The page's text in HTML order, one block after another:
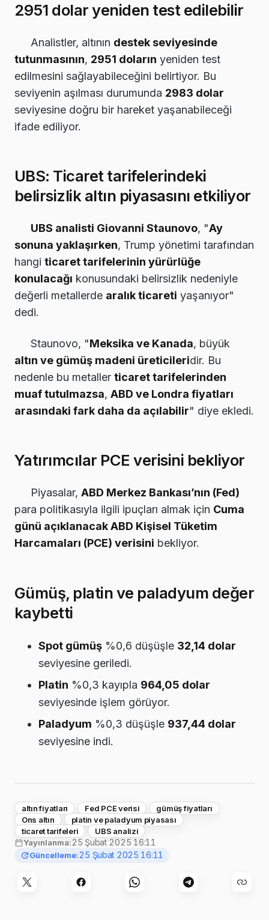
2951 dolar yeniden test edilebilir
Analistler, altının destek seviyesinde
tutunmasının, 2951 doların yeniden test
edilmesini sağlayabileceğini belirtiyor. Bu
seviyenin aşılması durumunda 2983 dolar
seviyesine doğru bir hareket yaşanabileceği
ifade ediliyor.
UBS: Ticaret tarifelerindeki
belirsizlik altın piyasasını etkiliyor
UBS analisti Giovanni Staunovo, "Ay
sonuna yaklaşırken, Trump yönetimi tarafından
hangi ticaret tarifelerinin yürürlüğe
konulacağı konusundaki belirsizlik nedeniyle
değerli metallerde aralık ticareti yaşanıyor"
dedi.
Staunovo, "Meksika ve Kanada, büyük
altın ve gümüş madeni üreticileridir. Bu
nedenle bu metaller ticaret tarifelerinden
muaf tutulmazsa, ABD ve Londra fiyatları
arasındaki fark daha da açılabilir" diye ekledi.
Yatırımcılar PCE verisini bekliyor
Piyasalar, ABD Merkez Bankası’nın (Fed)
para politikasıyla ilgili ipuçları almak için Cuma
günü açıklanacak ABD Kişisel Tüketim
Harcamaları (PCE) verisini bekliyor.
Gümüş, platin ve paladyum değer
kaybetti
Spot gümüş %0,6 düşüşle 32,14 dolar
seviyesine geriledi.
Platin %0,3 kayıpla 964,05 dolar
seviyesinde işlem görüyor.
Paladyum %0,3 düşüşle 937,44 dolar
seviyesine indi.
altın fiyatları Fed PCE verisi
gümüş fiyatları
Ons altın
platin ve paladyum piyasası
ticaret tarifeleri
UBS analizi
Yayınlanma:25 Şubat 2025 16:11
Güncelleme:25 Şubat 2025 16:11